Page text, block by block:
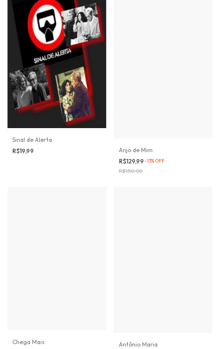
Sinal de Alerta
R$19,99
Anjo de Mim
R$129,99 -13%OFF
R$150,00
Chega Mais
Antônio Maria